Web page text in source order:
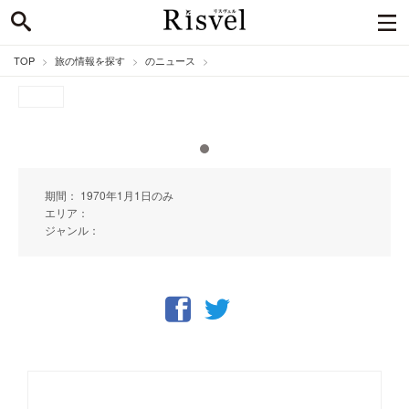
TOP 旅の情報を探す のニュース
期間： 1970年1月1日のみ
エリア：
ジャンル：